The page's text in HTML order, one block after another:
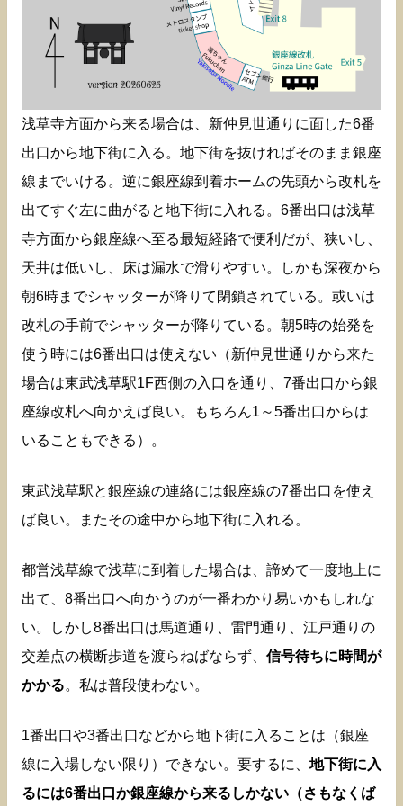
浅草寺方面から来る場合は、新仲見世通りに面した6番
出口から地下街に入る。地下街を抜ければそのまま銀座
線までいける。逆に銀座線到着ホームの先頭から改札を
出てすぐ左に曲がると地下街に入れる。6番出口は浅草
寺方面から銀座線へ至る最短経路で便利だが、狭いし、
天井は低いし、床は漏水で滑りやすい。しかも深夜から
朝6時までシャッターが降りて閉鎖されている。或いは
改札の手前でシャッターが降りている。朝5時の始発を
使う時には6番出口は使えない（新仲見世通りから来た
場合は東武浅草駅1F西側の入口を通り、7番出口から銀
座線改札へ向かえば良い。もちろん1～5番出口からは
いることもできる）。
東武浅草駅と銀座線の連絡には銀座線の7番出口を使え
ば良い。またその途中から地下街に入れる。
都営浅草線で浅草に到着した場合は、諦めて一度地上に
出て、8番出口へ向かうのが一番わかり易いかもしれな
い。しかし8番出口は馬道通り、雷門通り、江戸通りの
交差点の横断歩道を渡らねばならず、 信号待ちに時間が
かかる。私は普段使わない。
1番出口や3番出口などから地下街に入ることは（銀座
線に入場しない限り）できない。要するに、 地下街に入
るには6番出口か銀座線から来るしかない（さもなくば